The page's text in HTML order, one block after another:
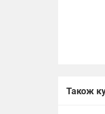
Також